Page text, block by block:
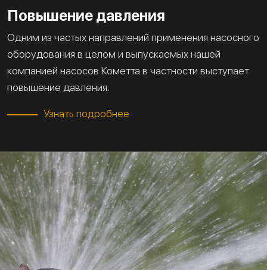
Повышение давления
Одним из частых направлений применения насосного
оборудования в целом и выпускаемых нашей
компанией насосов Кометта в частности выступает
повышение давления.
Узнать подробнее